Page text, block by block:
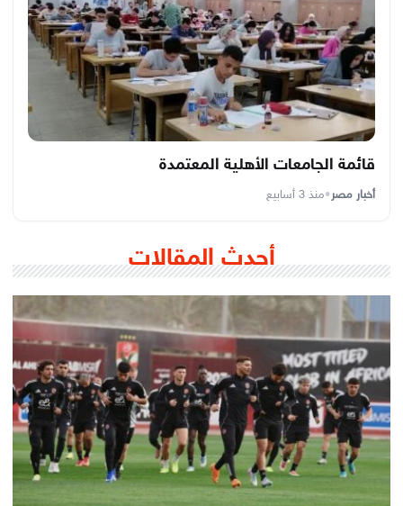
قائمة الجامعات الأهلية المعتمدة
أخبار مصر•منذ 3 أسابيع
أحدث المقالات